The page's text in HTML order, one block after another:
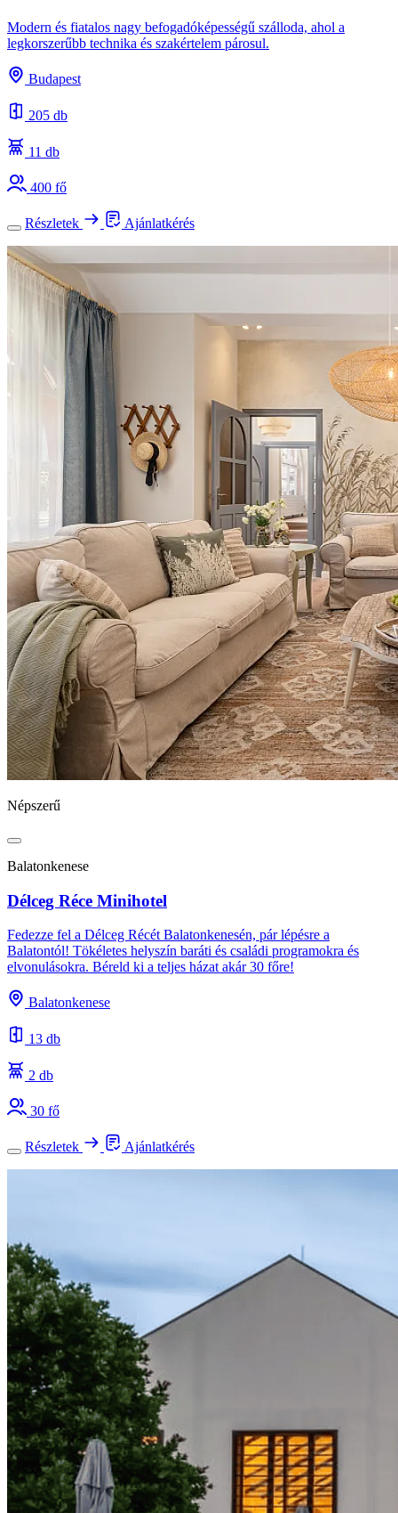
Modern és fiatalos nagy befogadóképességű szálloda, ahol a
legkorszerűbb technika és szakértelem párosul.
Budapest
205 db
11 db
400 fő
Részletek Ajánlatkérés
Népszerű
Balatonkenese
Délceg Réce Minihotel
Fedezze fel a Délceg Récét Balatonkenesén, pár lépésre a
Balatontól! Tökéletes helyszín baráti és családi programokra és
elvonulásokra. Béreld ki a teljes házat akár 30 főre!
Balatonkenese
13 db
2 db
30 fő
Részletek Ajánlatkérés